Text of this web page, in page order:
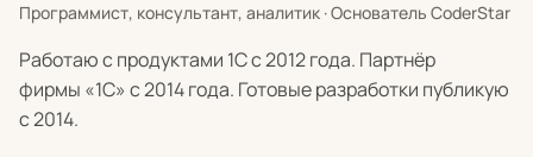
Программист, консультант, аналитик · Основатель CoderStar
Работаю с продуктами 1С с 2012 года. Партнёр
фирмы «1С» с 2014 года. Готовые разработки публикую
с 2014.